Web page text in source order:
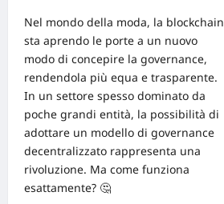
Nel mondo della moda, la blockchain
sta aprendo le porte a un nuovo
modo di concepire la governance,
rendendola più equa e trasparente.
In un settore spesso dominato da
poche grandi entità, la possibilità di
adottare un modello di governance
decentralizzato rappresenta una
rivoluzione. Ma come funziona
esattamente? 🤔